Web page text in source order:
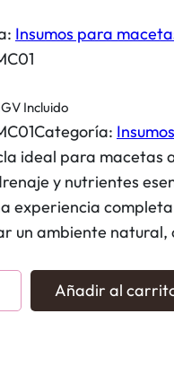
Insumos para
Incluido
Categoría:
ideal para macetas
y nutrientes
experiencia
un ambiente natural,
Añadir al